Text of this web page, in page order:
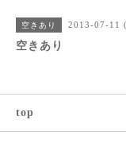
空きあり 2013-07-11
空きあり
top